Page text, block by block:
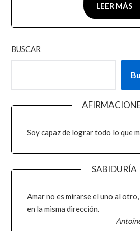
LEER MÁS
BUSCAR
Soy capaz de lograr todo lo que
SABIDURÍA
Amar no es mirarse el uno al
en la misma dirección.